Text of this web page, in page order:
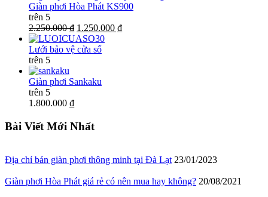
Giàn phơi Hòa Phát KS900
trên 5
2.250.000 ₫ 1.250.000 ₫
Lưới bảo vệ cửa sổ
trên 5
Giàn phơi Sankaku
trên 5
1.800.000 ₫
Bài Viết Mới Nhất
Địa chỉ bán giàn phơi thông minh tại Đà Lạt 23/01/2023
Giàn phơi Hòa Phát giá rẻ có nên mua hay không? 20/08/2021